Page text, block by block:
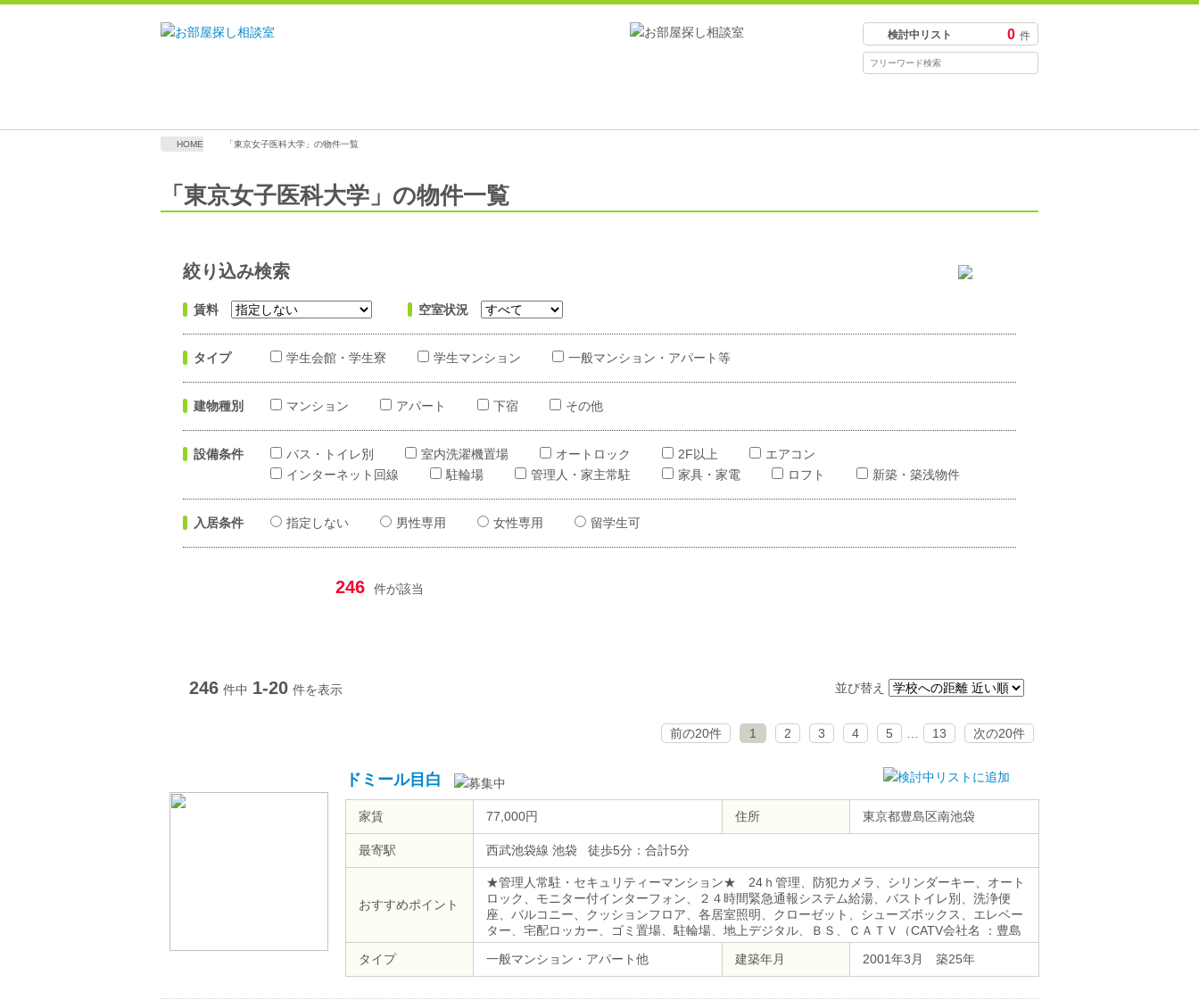
検討中リスト 0 件
HOME 「東京女子医科大学」の物件一覧
「東京女子医科大学」の物件一覧
絞り込み検索
賃料 空室状況
タイプ 学生会館・学生寮 学生マンション 一般マンション・アパート等
建物種別 マンション アパート 下宿 その他
設備条件 バス・トイレ別 室内洗濯機置場 オートロック 2F以上
エアコン
インターネット回線
駐輪場 管理人・家主常駐 家具・家電 ロフト 新築・築浅物件
入居条件 指定しない 男性専用 女性専用 留学生可
246 件が該当
246 件中 1-20 件を表示 並び替え
前の20件 1 2 3 4 5 13 次の20件
ドミール目白
家賃 77,000円 住所 東京都豊島区南池袋
最寄駅 西武池袋線 池袋 徒歩5分：合計5分
おすすめポイント
★管理人常駐・セキュリティーマンション★ 24ｈ管理、防犯カメラ、シリンダーキー、オート
ロック、モニター付インターフォン、２４時間緊急通報システム給湯、バストイレ別、洗浄便
座、バルコニー、クッションフロア、各居室照明、クローゼット、シューズボックス、エレベー
ター、宅配ロッカー、ゴミ置場、駐輪場、地上デジタル、ＢＳ、ＣＡＴＶ（CATV会社名 ：豊島
ケーブルテレビ）、システムキッチン、２４時間ゴミ出し可、敷地内ごみ置き場
タイプ
一般マンション・アパート他 建築年月 2001年3月 築25年